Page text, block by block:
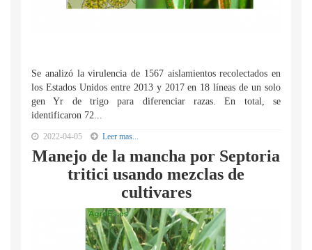
Se analizó la virulencia de 1567 aislamientos recolectados en
los Estados Unidos entre 2013 y 2017 en 18 líneas de un solo
gen Yr de trigo para diferenciar razas. En total, se
identificaron 72...
2022-04-05 Leer mas...
Manejo de la mancha por Septoria
tritici usando mezclas de
cultivares